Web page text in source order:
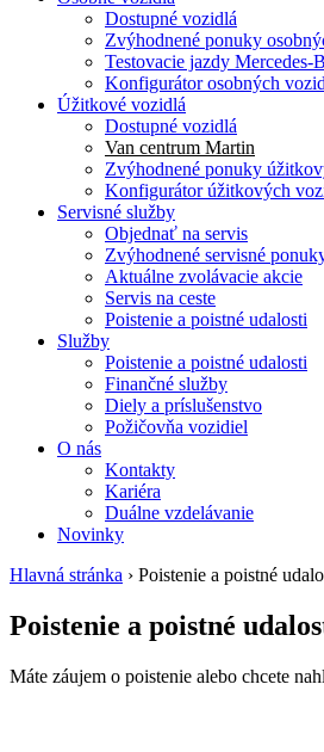
Dostupné vozidlá
Zvýhodnené ponuky
Testovacie jazdy Mercedes-
Konfigurátor osobných
Úžitkové vozidlá
Dostupné vozidlá
Van centrum Martin
Zvýhodnené ponuky
Konfigurátor úžitkových
Servisné služby
Objednať na servis
Zvýhodnené servisné
Aktuálne zvolávacie akcie
Servis na ceste
Poistenie a poistné udalosti
Služby
Poistenie a poistné udalosti
Finančné služby
Diely a príslušenstvo
Požičovňa vozidiel
O nás
Kontakty
Kariéra
Duálne vzdelávanie
Novinky
Hlavná stránka › Poistenie a poistné
Poistenie a poistné
Máte záujem o poistenie alebo chcete